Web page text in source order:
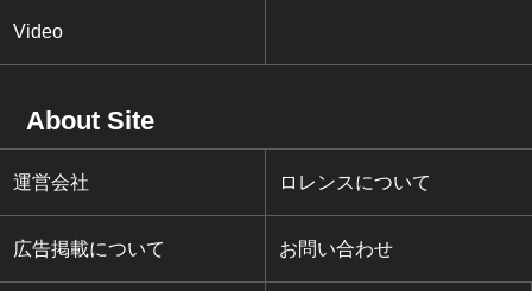
Video
About Site
運営会社 ロレンスについて
広告掲載について お問い合わせ